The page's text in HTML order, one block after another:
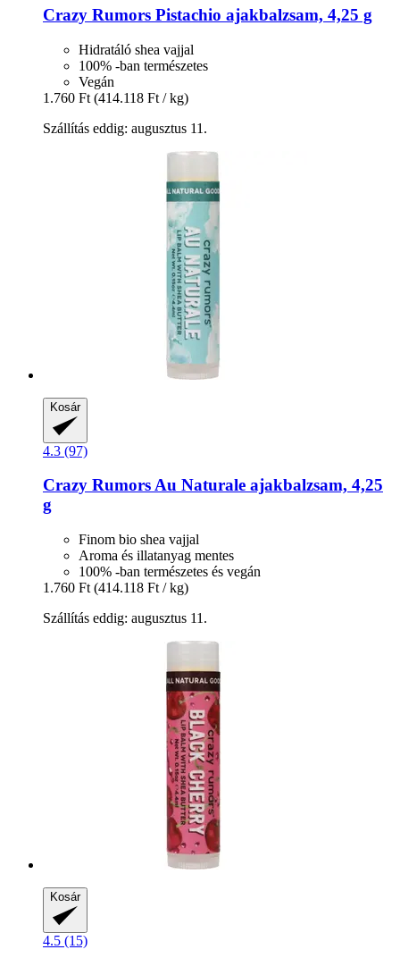
Crazy Rumors Pistachio ajakbalzsam, 4,25 g
Hidratáló shea vajjal
100% -ban természetes
Vegán
1.760 Ft (414.118 Ft / kg)
Szállítás eddig: augusztus 11.
Kosár
4.3 (97)
Crazy RumorsAu Naturale ajakbalzsam, 4,25
g
Finom bio shea vajjal
Aroma és illatanyag mentes
100% -ban természetes és vegán
1.760 Ft (414.118 Ft / kg)
Szállítás eddig: augusztus 11.
Kosár
4.5 (15)